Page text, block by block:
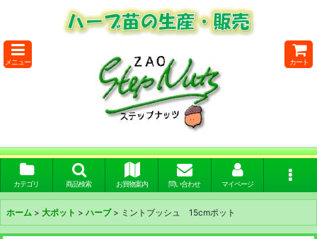
メニュー カート
カテゴリ 商品検索 お買物案内 問い合わせ マイページ
ホーム > 大ポット > ハーブ > ミントブッシュ 15cmポット